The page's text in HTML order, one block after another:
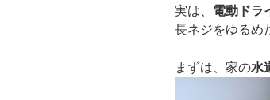
実は、 電動ドラ
長ネジをゆるめ
まずは、家の水